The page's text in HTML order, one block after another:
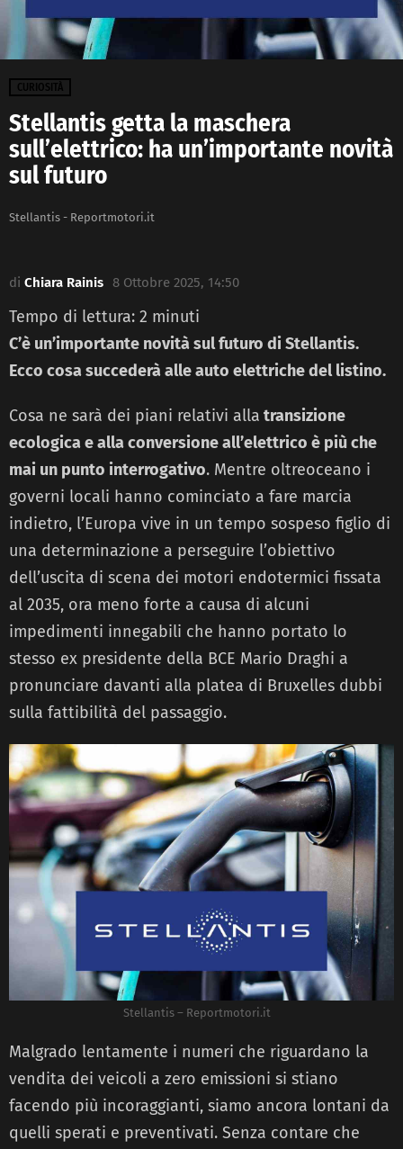
CURIOSITÀ
Stellantis getta la maschera
sull’elettrico: ha un’importante novità
sul futuro
Stellantis - Reportmotori.it
di Chiara Rainis 8 Ottobre 2025, 14:50
Tempo di lettura: 2 minuti
C’è un’importante novità sul futuro di Stellantis.
Ecco cosa succederà alle auto elettriche del listino.
Cosa ne sarà dei piani relativi alla transizione
ecologica e alla conversione all’elettrico è più che
mai un punto interrogativo. Mentre oltreoceano i
governi locali hanno cominciato a fare marcia
indietro, l’Europa vive in un tempo sospeso figlio di
una determinazione a perseguire l’obiettivo
dell’uscita di scena dei motori endotermici fissata
al 2035, ora meno forte a causa di alcuni
impedimenti innegabili che hanno portato lo
stesso ex presidente della BCE Mario Draghi a
pronunciare davanti alla platea di Bruxelles dubbi
sulla fattibilità del passaggio.
Stellantis – Reportmotori.it
Malgrado lentamente i numeri che riguardano la
vendita dei veicoli a zero emissioni si stiano
facendo più incoraggianti, siamo ancora lontani da
quelli sperati e preventivati. Senza contare che